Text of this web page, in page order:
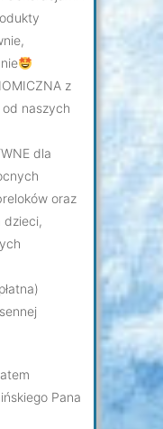
z
naszych
dla
oraz
dzieci,
Pana